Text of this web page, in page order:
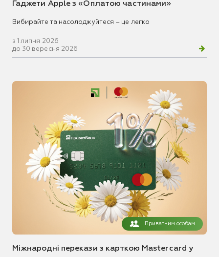
Гаджети Apple з «Оплатою частинами»
Вибирайте та насолоджуйтеся – це легко
з 1 липня 2026
до 30 вересня 2026
Приватним особам
Міжнародні перекази з карткою Mastercard у